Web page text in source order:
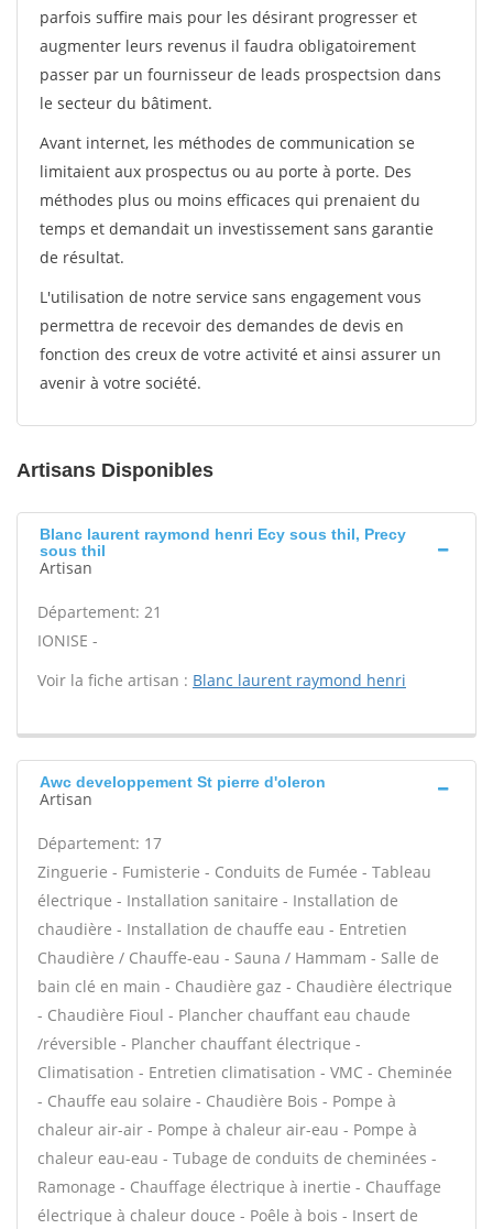
parfois suffire mais pour les désirant progresser et
augmenter leurs revenus il faudra obligatoirement
passer par un fournisseur de leads prospectsion dans
le secteur du bâtiment.
Avant internet, les méthodes de communication se
limitaient aux prospectus ou au porte à porte. Des
méthodes plus ou moins efficaces qui prenaient du
temps et demandait un investissement sans garantie
de résultat.
L'utilisation de notre service sans engagement vous
permettra de recevoir des demandes de devis en
fonction des creux de votre activité et ainsi assurer un
avenir à votre société.
Artisans Disponibles
Blanc laurent raymond henri Ecy sous thil, Precy
sous thil
Artisan
Département: 21
IONISE -
Voir la fiche artisan : Blanc laurent raymond henri
Awc developpement St pierre d'oleron
Artisan
Département: 17
Zinguerie - Fumisterie - Conduits de Fumée - Tableau
électrique - Installation sanitaire - Installation de
chaudière - Installation de chauffe eau - Entretien
Chaudière / Chauffe-eau - Sauna / Hammam - Salle de
bain clé en main - Chaudière gaz - Chaudière électrique
- Chaudière Fioul - Plancher chauffant eau chaude
/réversible - Plancher chauffant électrique -
Climatisation - Entretien climatisation - VMC - Cheminée
- Chauffe eau solaire - Chaudière Bois - Pompe à
chaleur air-air - Pompe à chaleur air-eau - Pompe à
chaleur eau-eau - Tubage de conduits de cheminées -
Ramonage - Chauffage électrique à inertie - Chauffage
électrique à chaleur douce - Poêle à bois - Insert de